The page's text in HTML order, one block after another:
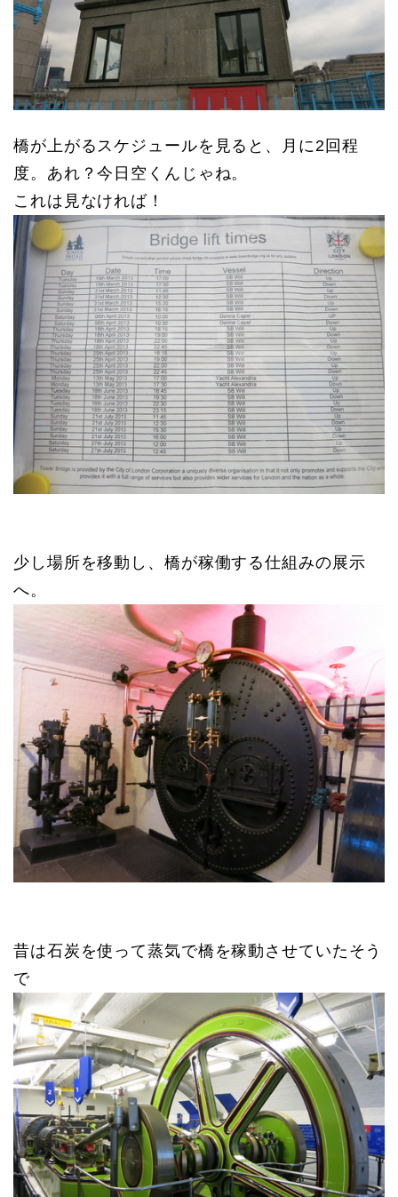
橋が上がるスケジュールを見ると、月に2回程
度。あれ？今日空くんじゃね。
これは見なければ！
少し場所を移動し、橋が稼働する仕組みの展示
へ。
昔は石炭を使って蒸気で橋を稼動させていたそう
で